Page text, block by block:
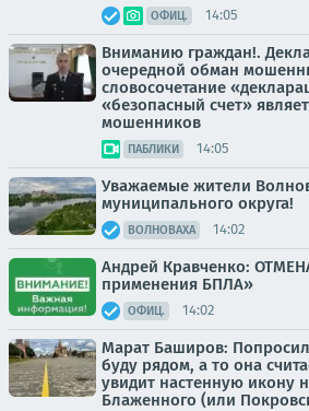
ОФИЦ. 14:05
Вниманию граждан!.
очередной обман
словосочетание
«безопасный счет»
мошенников
ПАБЛИКИ 14:05
Уважаемые жители
муниципального округа!
ВОЛНОВАХА 14:02
Андрей Кравченко:
применения БПЛА»
ОФИЦ. 14:02
Марат Баширов:
буду рядом, а то она
увидит настенную икону
Блаженного (или